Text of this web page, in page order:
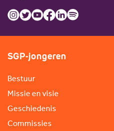
SGP-jongeren
Bestuur
Missie en visie
Geschiedenis
Commissies